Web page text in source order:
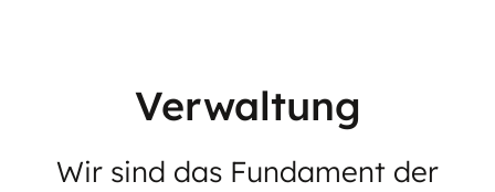
Verwaltung
Wir sind das Fundament der